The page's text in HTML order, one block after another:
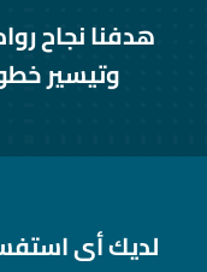
هدفنا نجاح
وتيسير
لديك أى